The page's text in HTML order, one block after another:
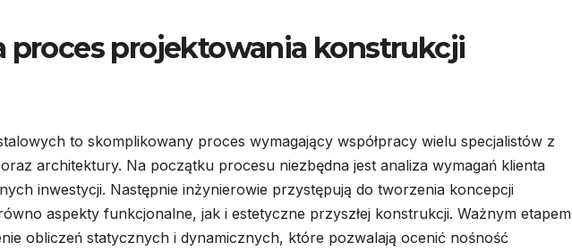
proces projektowania konstrukcji
to skomplikowany proces wymagający współpracy wielu specjalistów z
architektury. Na początku procesu niezbędna jest analiza wymagań klienta
inwestycji. Następnie inżynierowie przystępują do tworzenia koncepcji
aspekty funkcjonalne, jak i estetyczne przyszłej konstrukcji. Ważnym etapem
obliczeń statycznych i dynamicznych, które pozwalają ocenić nośność